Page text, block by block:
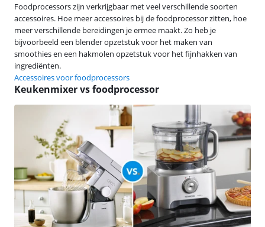
Foodprocessors zijn verkrijgbaar met veel verschillende soorten
accessoires. Hoe meer accessoires bij de foodprocessor zitten, hoe
meer verschillende bereidingen je ermee maakt. Zo heb je
bijvoorbeeld een blender opzetstuk voor het maken van
smoothies en een hakmolen opzetstuk voor het fijnhakken van
ingrediënten.
Accessoires voor foodprocessors
Keukenmixer vs foodprocessor